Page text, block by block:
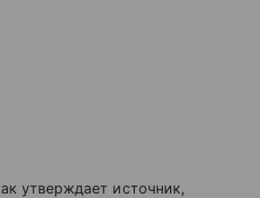
утверждает источник,